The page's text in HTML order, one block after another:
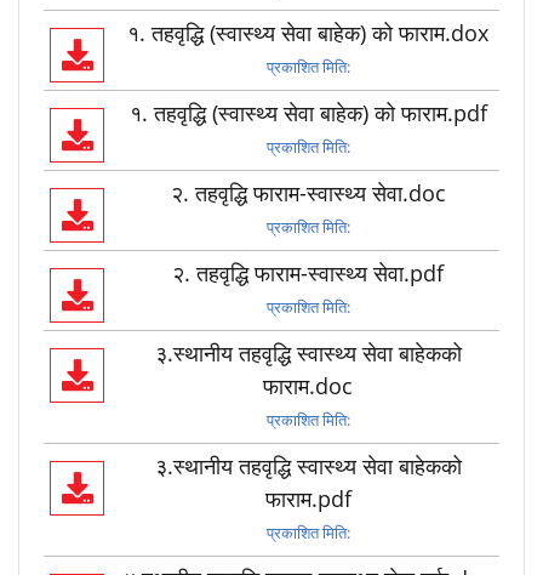
१. तहवृद्धि (स्वास्थ्य सेवा बाहेक) को फाराम.dox
प्रकाशित मिति:
१. तहवृद्धि (स्वास्थ्य सेवा बाहेक) को फाराम.pdf
प्रकाशित मिति:
२. तहवृद्धि फाराम-स्वास्थ्य सेवा.doc
प्रकाशित मिति:
२. तहवृद्धि फाराम-स्वास्थ्य सेवा.pdf
प्रकाशित मिति:
३.स्थानीय तहवृद्धि स्वास्थ्य सेवा बाहेकको
फाराम.doc
प्रकाशित मिति:
३.स्थानीय तहवृद्धि स्वास्थ्य सेवा बाहेकको
फाराम.pdf
प्रकाशित मिति: